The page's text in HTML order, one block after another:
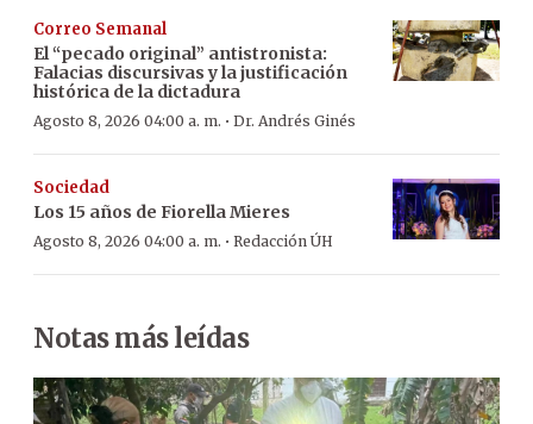
Correo Semanal
El “pecado original” antistronista:
Falacias discursivas y la justificación
histórica de la dictadura
Agosto 8, 2026 04:00 a. m. · Dr. Andrés Ginés
Sociedad
Los 15 años de Fiorella Mieres
Agosto 8, 2026 04:00 a. m. · Redacción ÚH
Notas más leídas